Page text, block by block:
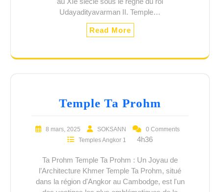
Udayadityavarman II. Temple…
Read More
Temple Ta Prohm
8 mars, 2025 SOKSANN
0 Comments
Temples Angkor 1
4h36
Ta Prohm Temple Ta Prohm : Un Joyau de
l’Architecture Khmer Temple Ta Prohm, situé
dans la région d'Angkor au Cambodge, est l'un